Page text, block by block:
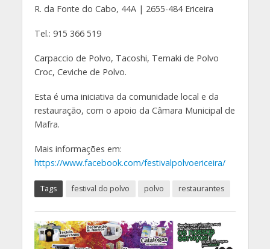
R. da Fonte do Cabo, 44A | 2655-484 Ericeira
Tel.: 915 366 519
Carpaccio de Polvo, Tacoshi, Temaki de Polvo
Croc, Ceviche de Polvo.
Esta é uma iniciativa da comunidade local e da
restauração, com o apoio da Câmara Municipal de
Mafra.
Mais informações em:
https://www.facebook.com/festivalpolvoericeira/
Tags festival do polvo polvo restaurantes